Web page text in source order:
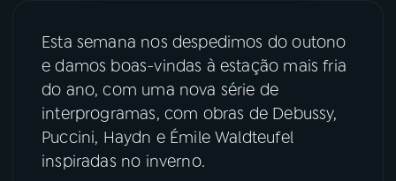
08PRÊMIO RÁDIO MEC
Esta semana nos despedimos do outono
e damos boas-vindas à estação mais fria
do ano, com uma nova série de
interprogramas, com obras de Debussy,
Puccini, Haydn e Émile Waldteufel
inspiradas no inverno.